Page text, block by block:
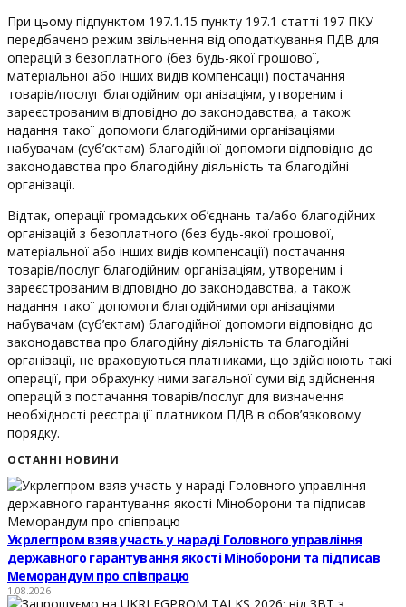
При цьому підпунктом 197.1.15 пункту 197.1 статті 197 ПКУ
передбачено режим звільнення від оподаткування ПДВ для
операцій з безоплатного (без будь-якої грошової,
матеріальної або інших видів компенсації) постачання
товарів/послуг благодійним організаціям, утвореним і
зареєстрованим відповідно до законодавства, а також
надання такої допомоги благодійними організаціями
набувачам (суб’єктам) благодійної допомоги відповідно до
законодавства про благодійну діяльність та благодійні
організації.
Відтак, операції громадських об’єднань та/або благодійних
організацій з безоплатного (без будь-якої грошової,
матеріальної або інших видів компенсації) постачання
товарів/послуг благодійним організаціям, утвореним і
зареєстрованим відповідно до законодавства, а також
надання такої допомоги благодійними організаціями
набувачам (суб’єктам) благодійної допомоги відповідно до
законодавства про благодійну діяльність та благодійні
організації, не враховуються платниками, що здійснюють такі
операції, при обрахунку ними загальної суми від здійснення
операцій з постачання товарів/послуг для визначення
необхідності реєстрації платником ПДВ в обов’язковому
порядку.
ОСТАННІ НОВИНИ
Укрлегпром взяв участь у нараді Головного управління
державного гарантування якості Міноборони та підписав
Меморандум про співпрацю
1.08.2026